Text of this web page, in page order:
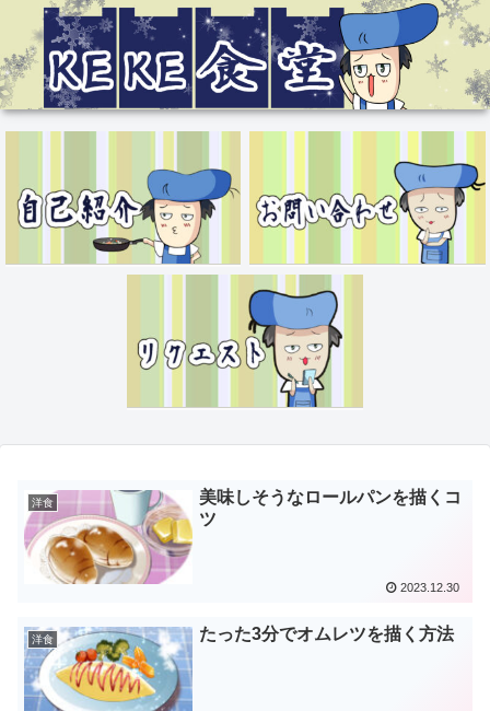
洋食
美味しそうなロールパンを描くコ
ツ
2023.12.30
洋食 たった3分でオムレツを描く方法